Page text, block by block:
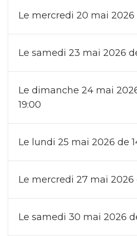
Le mercredi 20 mai 2026
Le samedi 23 mai 2026
Le dimanche 24 mai
19:00
Le lundi 25 mai 2026 de
Le mercredi 27 mai 2026
Le samedi 30 mai 2026